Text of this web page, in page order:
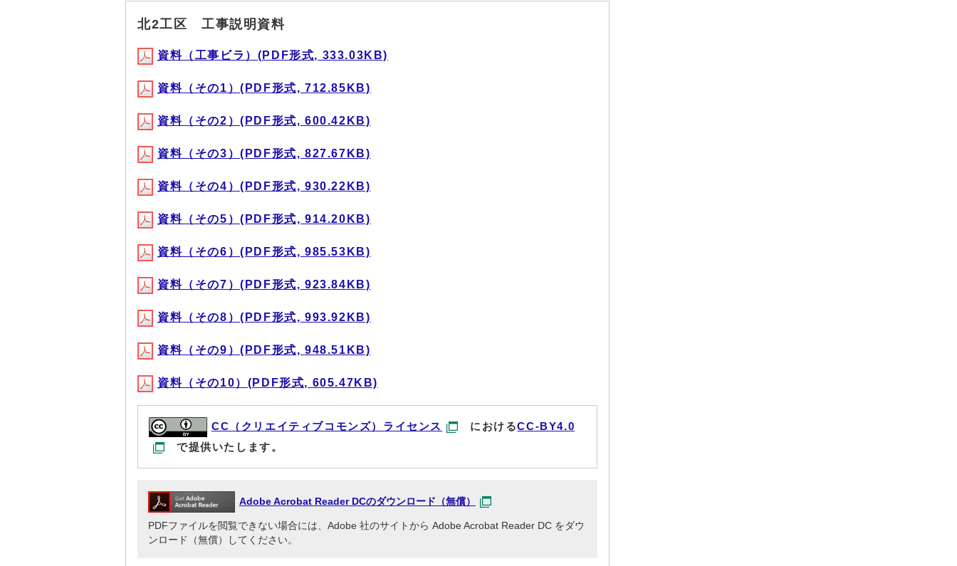
北2工区 工事説明資料
資料（工事ビラ）(PDF形式, 333.03KB)
資料（その1）(PDF形式, 712.85KB)
資料（その2）(PDF形式, 600.42KB)
資料（その3）(PDF形式, 827.67KB)
資料（その4）(PDF形式, 930.22KB)
資料（その5）(PDF形式, 914.20KB)
資料（その6）(PDF形式, 985.53KB)
資料（その7）(PDF形式, 923.84KB)
資料（その8）(PDF形式, 993.92KB)
資料（その9）(PDF形式, 948.51KB)
資料（その10）(PDF形式, 605.47KB)
CC（クリエイティブコモンズ）ライセンス におけるCC-BY4.0
で提供いたします。
Adobe Acrobat Reader DCのダウンロード（無償）
PDFファイルを閲覧できない場合には、Adobe 社のサイトから Adobe Acrobat Reader DC をダウ
ンロード（無償）してください。